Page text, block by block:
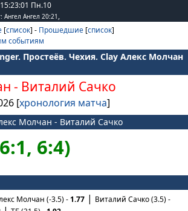
15:23:01 Пн.10
Ангел Ангел 20:21 ,
[список] - Прошедшие [список]
событиям
Простеёв. Чехия. Clay Алекс Молчан
- Виталий Сачко
[хронология матча]
Молчан - Виталий Сачко
6:4)
Молчан (-3.5) -1.77
Виталий Сачко (3.5) -